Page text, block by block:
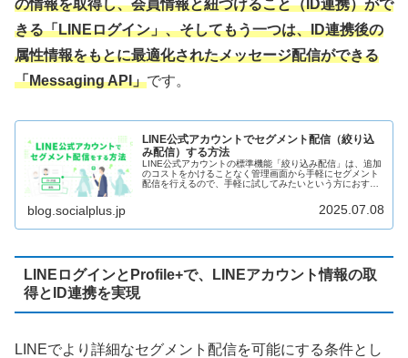
の情報を取得し、会員情報と紐づけること（ID連携）がで
きる「LINEログイン」、そしてもう一つは、ID連携後の
属性情報をもとに最適化されたメッセージ配信ができる
「Messaging API」です。
LINE公式アカウントでセグメント配信（絞り込
み配信）する方法
LINE公式アカウントの標準機能「絞り込み配信」は、追加
のコストをかけることなく管理画面から手軽にセグメント
配信を行えるので、手軽に試してみたいという方におすす
配信を開封・クリックした友だち、特定の条件にマッチし
たオーディエンスなどを配信先に指定し、効果的なセグメ
blog.socialplus.jp 2025.07.08
LINEログインとProfile+で、LINEアカウント情報の取
得とID連携を実現
LINEでより詳細なセグメント配信を可能にする条件とし